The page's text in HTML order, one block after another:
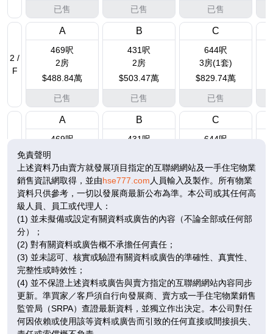
2 /
F
5 /
F
6 /
已售 已售 已售
A
469呎
2房
$488.84萬
已售
B
431呎
2房
$503.47萬
已售
C
644呎
3房(1套)
$829.74萬
已售
A
469呎
$500.76萬
已售
B
431呎
$515.96萬
已售
C
644呎
$848.92萬
已售
A
2房
$510.25萬
已售
2房
$520.12萬
$855.77萬
A
469呎
2房
B
431呎
C
644呎
免責聲明
上述資料乃由賣方就發展項目指定的互聯網網站及一手住宅物業
銷售資訊網取得，並由hse777.com 人員輸入及製作。所有物業
資料只供參考，一切以發展商最新公布為準。本公司或其任何高
級人員、員工或代理人：
(1) 並未擬備或設定有關資料或廣告的內容（不論全部或任何部
分）；
(2) 對有關資料或廣告概不承擔任何責任；
(3) 並未認可、核實或驗證有關資料或廣告的準確性、真實性、
完整性或時效性；
(4) 並不保證上述資料或廣告與賣方指定的互聯網網站內容同步
更新。準買家／客戶須自行向發展商、賣方或一手住宅物業銷售
監管局（SRPA）查證最新資料，並獨立作出決定。本公司對任
何因依賴或使用該等資料或廣告而引致的任何直接或間接損失、